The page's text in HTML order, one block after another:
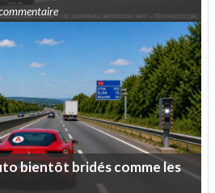
bientôt bridéscommeles